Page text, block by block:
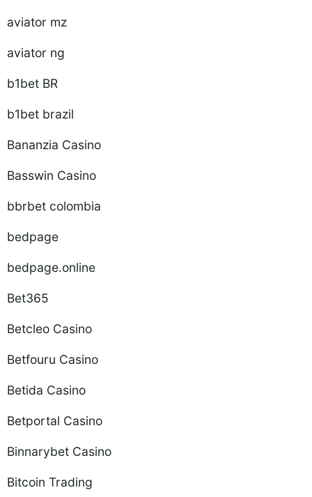
aviator mz
aviator ng
b1bet BR
b1bet brazil
Bananzia Casino
Basswin Casino
bbrbet colombia
bedpage
bedpage.online
Bet365
Betcleo Casino
Betfouru Casino
Betida Casino
Betportal Casino
Binnarybet Casino
Bitcoin Trading